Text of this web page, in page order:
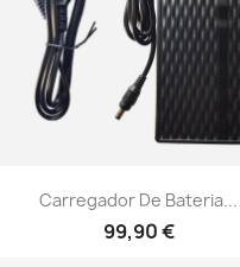
Vista rápida
Carregador De Bateria...
99,90 €